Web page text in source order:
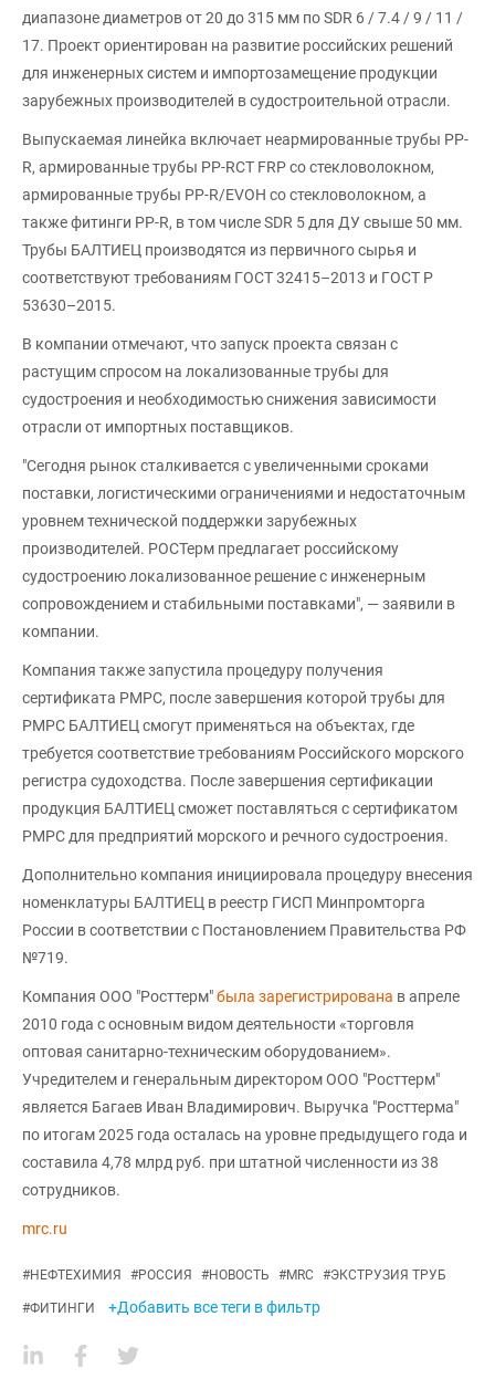
диапазоне диаметров от 20 до 315 мм по SDR 6 / 7.4 / 9 / 11 /
17. Проект ориентирован на развитие российских решений
для инженерных систем и импортозамещение продукции
зарубежных производителей в судостроительной отрасли.
Выпускаемая линейка включает неармированные трубы PP-
R, армированные трубы PP-RCT FRP со стекловолокном,
армированные трубы PP-R/EVOH со стекловолокном, а
также фитинги PP-R, в том числе SDR 5 для ДУ свыше 50 мм.
Трубы БАЛТИЕЦ производятся из первичного сырья и
соответствуют требованиям ГОСТ 32415–2013 и ГОСТ Р
53630–2015.
В компании отмечают, что запуск проекта связан с
растущим спросом на локализованные трубы для
судостроения и необходимостью снижения зависимости
отрасли от импортных поставщиков.
"Сегодня рынок сталкивается с увеличенными сроками
поставки, логистическими ограничениями и недостаточным
уровнем технической поддержки зарубежных
производителей. РОСТерм предлагает российскому
судостроению локализованное решение с инженерным
сопровождением и стабильными поставками", — заявили в
компании.
Компания также запустила процедуру получения
сертификата РМРС, после завершения которой трубы для
РМРС БАЛТИЕЦ смогут применяться на объектах, где
требуется соответствие требованиям Российского морского
регистра судоходства. После завершения сертификации
продукция БАЛТИЕЦ сможет поставляться с сертификатом
РМРС для предприятий морского и речного судостроения.
Дополнительно компания инициировала процедуру внесения
номенклатуры БАЛТИЕЦ в реестр ГИСП Минпромторга
России в соответствии с Постановлением Правительства РФ
№719.
Компания ООО "Росттерм"была зарегистрирована в апреле
2010 года с основным видом деятельности «торговля
оптовая санитарно-техническим оборудованием».
Учредителем и генеральным директором ООО "Росттерм"
является Багаев Иван Владимирович. Выручка "Росттерма"
по итогам 2025 года осталась на уровне предыдущего года и
составила 4,78 млрд руб. при штатной численности из 38
сотрудников.
mrc.ru
#НЕФТЕХИМИЯ #РОССИЯ #НОВОСТЬ #MRC #ЭКСТРУЗИЯ ТРУБ
#ФИТИНГИ +Добавить все теги в фильтр